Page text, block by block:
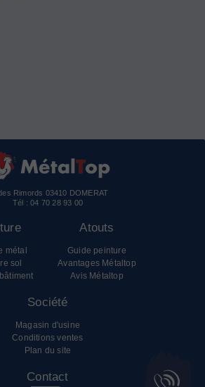
Rimords 03410 DOMERAT
Tél :04 70 28 93 00
métal
sol
Atouts
Guide peinture
Avantages Métaltop
Avis Métaltop
Société
Magasin d'usine
Conditions ventes
Plan du site
Contact